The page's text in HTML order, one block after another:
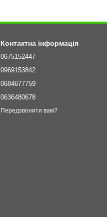
Контактна інформація
0675152447
0969153842
0684677759
0636480678
Передзвонити вам?